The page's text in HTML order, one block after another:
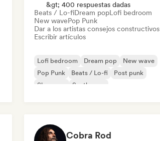
&gt; 400 respuestas dadas
Beats / Lo-fiDream popLofi bedroom
New wavePop Punk
Dar a los artistas consejos constructivos
Escribir artículos
Lofi bedroom Dream pop
New wave
Pop Punk
Beats / Lo-fi
Post punk
Shoegaze
Synthwave
Cobra Rod